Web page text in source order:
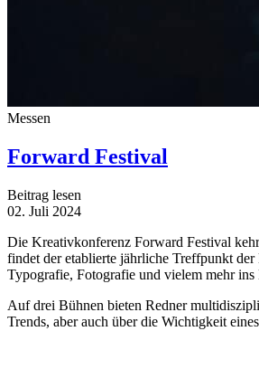
Messen
Forward Festival
Beitrag lesen
02. Juli 2024
Die Kreativkonferenz Forward Festival
findet der etablierte jährliche Treffpunkt
Typografie, Fotografie und vielem mehr
Auf drei Bühnen bieten Redner
Trends, aber auch über die Wichtigkeit